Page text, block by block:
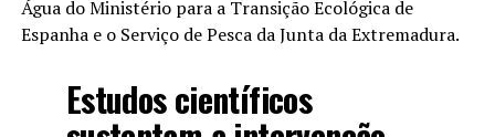
Água do Ministério para a Transição Ecológica de
Espanha e o Serviço de Pesca da Junta da Extremadura.
Estudos científicos